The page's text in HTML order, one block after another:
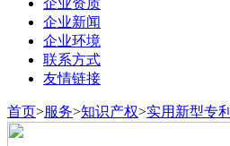
企业资质
企业新闻
企业环境
联系方式
友情链接
首页>服务>知识产权>实用新型专利